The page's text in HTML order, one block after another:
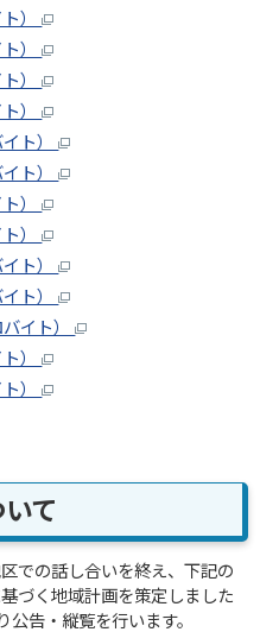
ト）
ト）
ト）
ト）
イト）
イト）
ト）
ト）
イト）
イト）
バイト）
ト）
ト）
て
での話し合いを終え、下記の
づく地域計画を策定しました
告・縦覧を行います。